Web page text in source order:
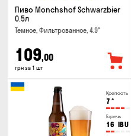
Пиво Monchshof Schwarzbier
0.5л
Темное, Фильтрованное, 4.9°
109,00
грн за 1 шт
Крепость
7 °
Горечь
16 IBU